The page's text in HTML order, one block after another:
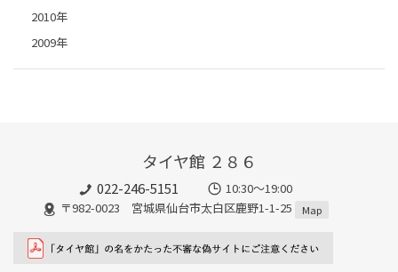
2010年
2009年
タイヤ館 ２８６
022-246-5151
10:30～19:00
〒982-0023 宮城県仙台市太白区鹿野1-1-25
Map